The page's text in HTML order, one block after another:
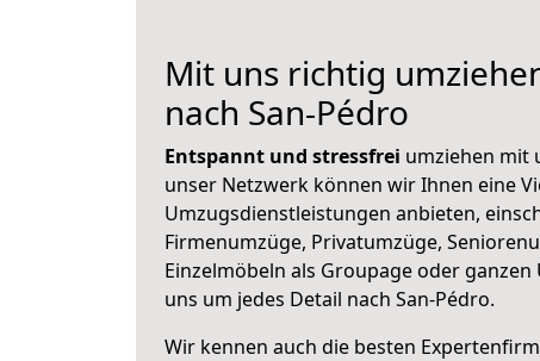
Mit uns richtig
nach San-Pédro
Entspannt und stressfrei umziehen mit
unser Netzwerk können wir Ihnen eine
Umzugsdienstleistungen anbieten,
Firmenumzüge, Privatumzüge,
Einzelmöbeln als Groupage oder
uns um jedes Detail nach San-Pédro.
Wir kennen auch die besten